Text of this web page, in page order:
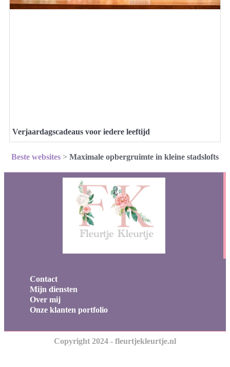
Verjaardagscadeaus voor iedere leeftijd
Beste websites > Maximale opbergruimte in kleine stadslofts
Contact
Mijn diensten
Over mij
Onze klanten portfolio
Copyright 2024 - fleurtjekleurtje.nl